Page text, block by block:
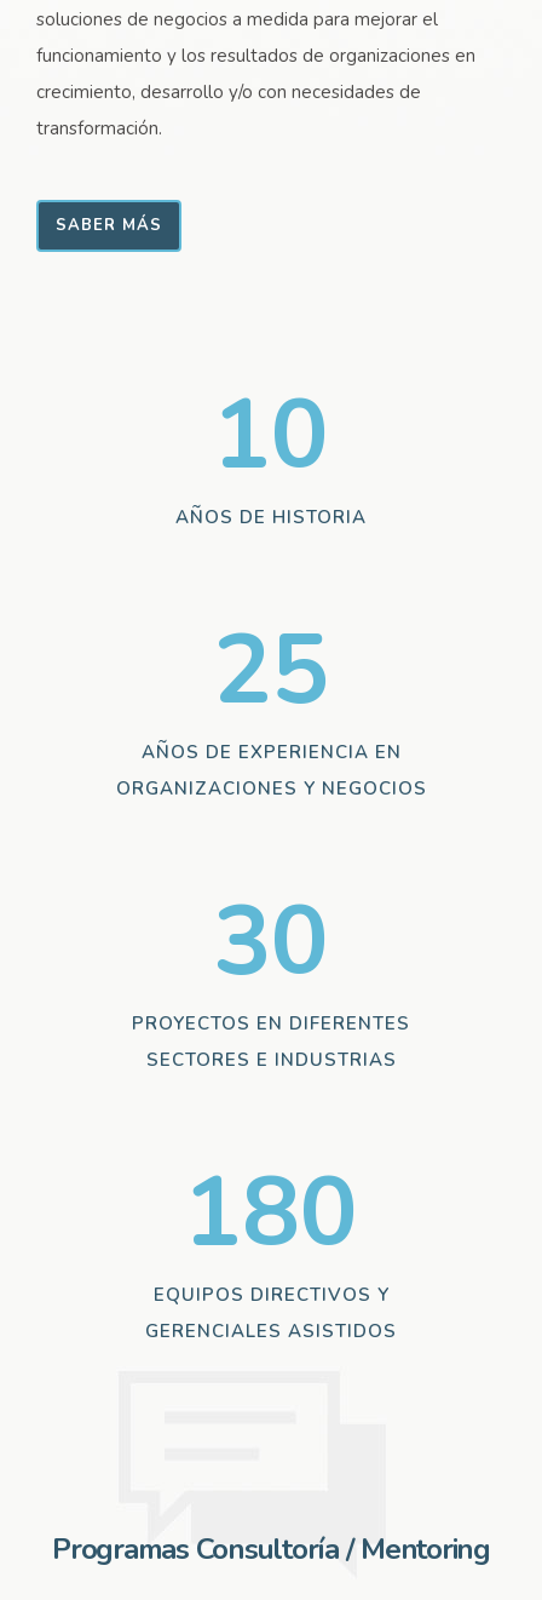
soluciones de negocios a medida para mejorar el
funcionamiento y los resultados de organizaciones en
crecimiento, desarrollo y/o con necesidades de
transformación.
SABER MÁS
10
AÑOS DE HISTORIA
25
AÑOS DE EXPERIENCIA EN
ORGANIZACIONES Y NEGOCIOS
30
PROYECTOS EN DIFERENTES
SECTORES E INDUSTRIAS
180
EQUIPOS DIRECTIVOS Y
GERENCIALES ASISTIDOS
Programas Consultoría / Mentoring